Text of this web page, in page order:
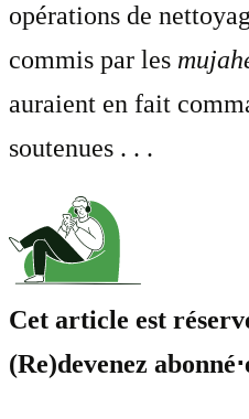
opérations de
commis par les
auraient en fait
soutenues . . .
Cet article est
(Re)devenez